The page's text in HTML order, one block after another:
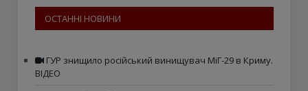
ОСТАННІ НОВИНИ
ГУР знищило російський винищувач МіГ-29 в Криму.
ВІДЕО